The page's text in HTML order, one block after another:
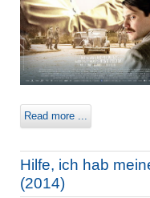
Read more ...
Hilfe, ich hab
(2014)